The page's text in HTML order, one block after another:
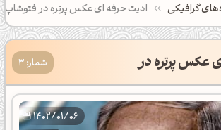
گرافیکی ادیت حرفه ای عکس پرتره در فتوشاپ
عکس پرتره در
شمار: 3
1402/01/06